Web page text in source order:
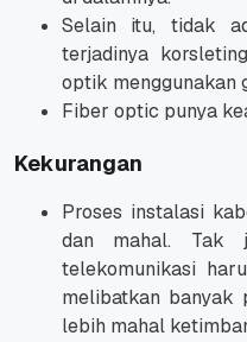
Selain itu, tidak
terjadinya
optik menggunakan
Fiber optic punya
Kekurangan
Proses instalasi
dan mahal. Tak
telekomunikasi
melibatkan banyak
lebih mahal